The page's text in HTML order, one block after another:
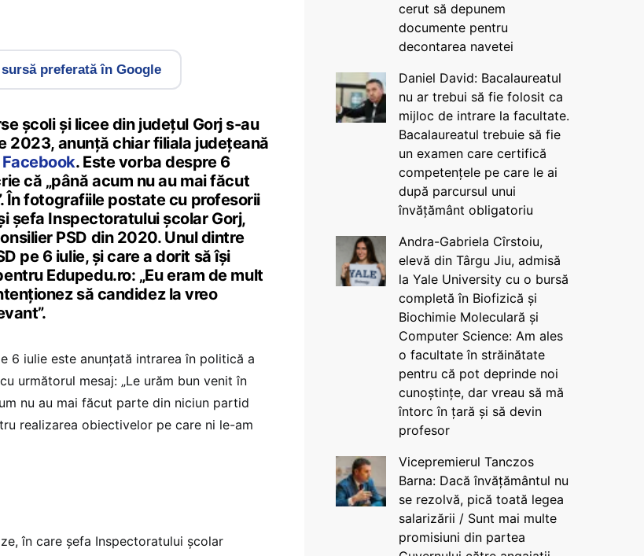
preferată în Google
școli și licee din județul Gorj s-au
2023, anunță chiar filiala județeană
. Este vorba despre 6
că „până acum nu au mai făcut
În fotografiile postate cu profesorii
șefa Inspectoratului școlar Gorj,
PSD din 2020. Unul dintre
pe 6 iulie, și care a dorit să își
Edupedu.ro: „Eu eram de mult
să candidez la vreo
6 iulie este anunțată intrarea în politică a
următorul mesaj: „Le urăm bun venit în
nu au mai făcut parte din niciun partid
realizarea obiectivelor pe care ni le-am
în care șefa Inspectoratului școlar
cerut să depunem
documente pentru
decontarea navetei
Daniel David: Bacalaureatul
nu ar trebui să fie folosit ca
mijloc de intrare la facultate.
Bacalaureatul trebuie să fie
un examen care certifică
competențele pe care le ai
după parcursul unui
învățământ obligatoriu
Andra-Gabriela Cîrstoiu,
elevă din Târgu Jiu, admisă
la Yale University cu o bursă
completă în Biofizică și
Biochimie Moleculară și
Computer Science: Am ales
o facultate în străinătate
pentru că pot deprinde noi
cunoștințe, dar vreau să mă
întorc în țară și să devin
profesor
Vicepremierul Tanczos
Barna: Dacă învățământul nu
se rezolvă, pică toată legea
salarizării / Sunt mai multe
promisiuni din partea